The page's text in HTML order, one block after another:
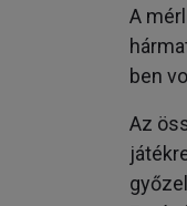
A
ben
Az